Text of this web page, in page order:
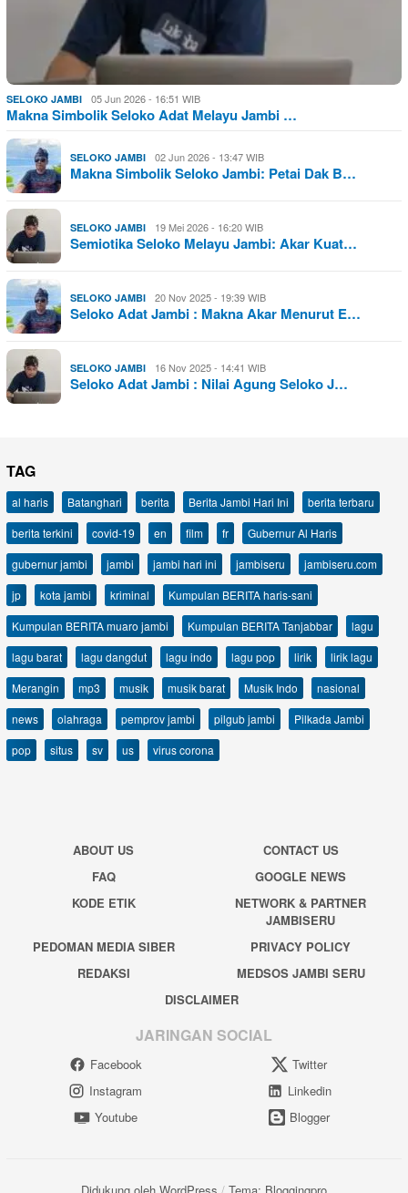
SELOKO JAMBI 05 Jun 2026 - 16:51 WIB
Makna Simbolik Seloko Adat Melayu Jambi …
SELOKO JAMBI 02 Jun 2026 - 13:47 WIB
Makna Simbolik Seloko Jambi: Petai Dak B…
SELOKO JAMBI 19 Mei 2026 - 16:20 WIB
Semiotika Seloko Melayu Jambi: Akar Kuat…
SELOKO JAMBI 20 Nov 2025 - 19:39 WIB
Seloko Adat Jambi : Makna Akar Menurut E…
SELOKO JAMBI 16 Nov 2025 - 14:41 WIB
Seloko Adat Jambi : Nilai Agung Seloko J…
TAG
al haris Batanghari berita Berita Jambi Hari Ini
berita terbaru
berita terkini
covid-19 en film fr
Gubernur Al Haris
gubernur jambi
jambi jambi hari ini jambiseru
jambiseru.com
jp
kota jambi kriminal
Kumpulan BERITA haris-sani
Kumpulan BERITA muaro jambi
Kumpulan BERITA Tanjabbar
lagu
lagu barat
lagu dangdut lagu indo lagu pop lirik
lirik lagu
Merangin
mp3 musik musik barat Musik Indo
nasional
news
olahraga pemprov jambi pilgub jambi
Pilkada Jambi
pop
situs sv us virus corona
ABOUT US
CONTACT US
FAQ
GOOGLE NEWS
KODE ETIK
NETWORK & PARTNER
JAMBISERU
PEDOMAN MEDIA SIBER
PRIVACY POLICY
REDAKSI
MEDSOS JAMBI SERU
DISCLAIMER
JARINGAN SOCIAL
Facebook
Twitter
Instagram
Linkedin
Youtube
Blogger